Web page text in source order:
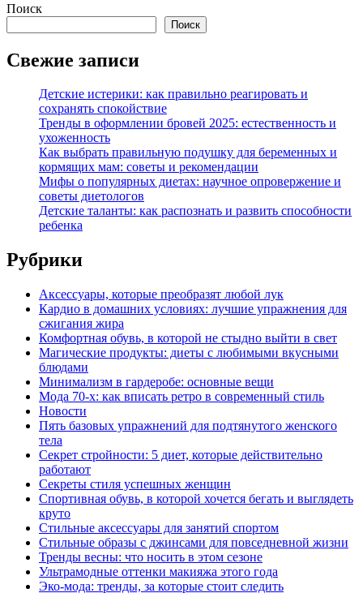
Поиск
Поиск
Свежие записи
Детские истерики: как правильно реагировать и
сохранять спокойствие
Тренды в оформлении бровей 2025: естественность и
ухоженность
Как выбрать правильную подушку для беременных и
кормящих мам: советы и рекомендации
Мифы о популярных диетах: научное опровержение и
советы диетологов
Детские таланты: как распознать и развить способности
ребенка
Рубрики
Аксессуары, которые преобразят любой лук
Кардио в домашних условиях: лучшие упражнения для
сжигания жира
Комфортная обувь, в которой не стыдно выйти в свет
Магические продукты: диеты с любимыми вкусными
блюдами
Минимализм в гардеробе: основные вещи
Мода 70-х: как вписать ретро в современный стиль
Новости
Пять базовых упражнений для подтянутого женского
тела
Секрет стройности: 5 диет, которые действительно
работают
Секреты стиля успешных женщин
Спортивная обувь, в которой хочется бегать и выглядеть
круто
Стильные аксессуары для занятий спортом
Стильные образы с джинсами для повседневной жизни
Тренды весны: что носить в этом сезоне
Ультрамодные оттенки макияжа этого года
Эко-мода: тренды, за которые стоит следить